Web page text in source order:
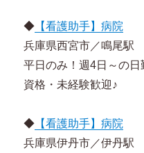
◆ 【看護助手】病院
兵庫県西宮市／鳴尾駅
平日のみ！週4日～の
資格・未経験歓迎♪
◆ 【看護助手】病院
兵庫県伊丹市／伊丹駅